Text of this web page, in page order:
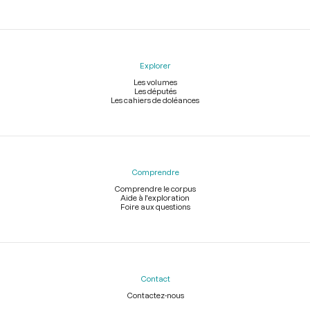
Explorer
Les volumes
Les députés
Les cahiers de doléances
Comprendre
Comprendre le corpus
Aide à l'exploration
Foire aux questions
Contact
Contactez-nous